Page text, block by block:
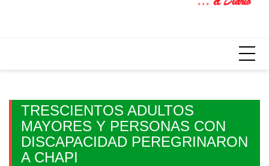
TRESCIENTOS ADULTOS
MAYORES Y PERSONAS CON
DISCAPACIDAD PEREGRINARON
A CHAPI